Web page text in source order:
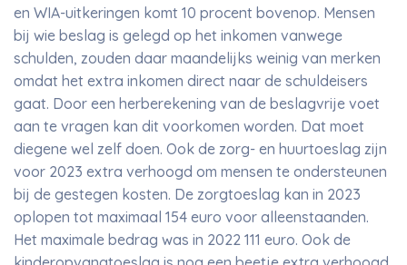
en WIA-uitkeringen komt 10 procent bovenop. Mensen
bij wie beslag is gelegd op het inkomen vanwege
schulden, zouden daar maandelijks weinig van merken
omdat het extra inkomen direct naar de schuldeisers
gaat. Door een herberekening van de beslagvrije voet
aan te vragen kan dit voorkomen worden. Dat moet
diegene wel zelf doen. Ook de zorg- en huurtoeslag zijn
voor 2023 extra verhoogd om mensen te ondersteunen
bij de gestegen kosten. De zorgtoeslag kan in 2023
oplopen tot maximaal 154 euro voor alleenstaanden.
Het maximale bedrag was in 2022 111 euro. Ook de